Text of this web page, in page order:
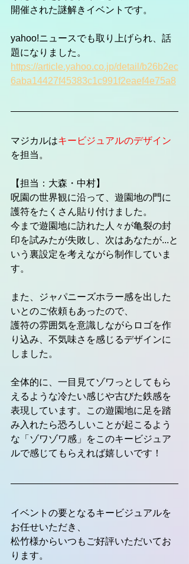
開催された謎解きイベントです。
yahoo!ニュースでも取り上げられ、話
題になりました。
https://article.yahoo.co.jp/detail/b26b2ec
6aba14427f45383c1c991f2eaef4e75a8
マジカルはキービジュアルのデザイン
を担当。
【担当：大森・中村】
呪園の世界観に沿って、遊園地の門に
護符をたくさん貼り付けました。
今まで遊園地に訪れた人々が亀裂の封
印を試みたが失敗し、次はあなたが...と
いう裏設定を考えながら制作していま
す。
また、ジャパニーズホラー感を出した
いとのご依頼もあったので、
護符の雰囲気を意識しながらロゴを作
り込み、不気味さを感じるデザインに
しました。
全体的に、一目見てゾワっとしてもら
えるような冷たい感じや古びた鉄感を
表現しています。この遊園地に足を踏
み入れたら恐ろしいことが起こるよう
な「ゾワゾワ感」をこのキービジュア
ルで感じてもらえれば嬉しいです！
イベントの要となるキービジュアルを
お任せいただき、
松竹様からいつも ご好評いただいてお
ります。